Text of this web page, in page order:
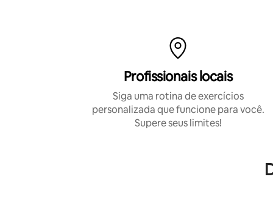
Profissionais locais
Siga uma rotina de exercícios
personalizada que funcione para você.
Supere seus limites!